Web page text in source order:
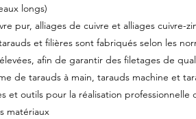
longs)
pur, alliages de cuivre et alliages cuivre-
et filières sont fabriqués selon les
afin de garantir des filetages de
de tarauds à main, tarauds machine et
et outils pour la réalisation professionnelle
matériaux